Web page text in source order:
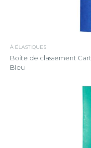
À ÉLASTIQUES
Boite de classement
Bleu